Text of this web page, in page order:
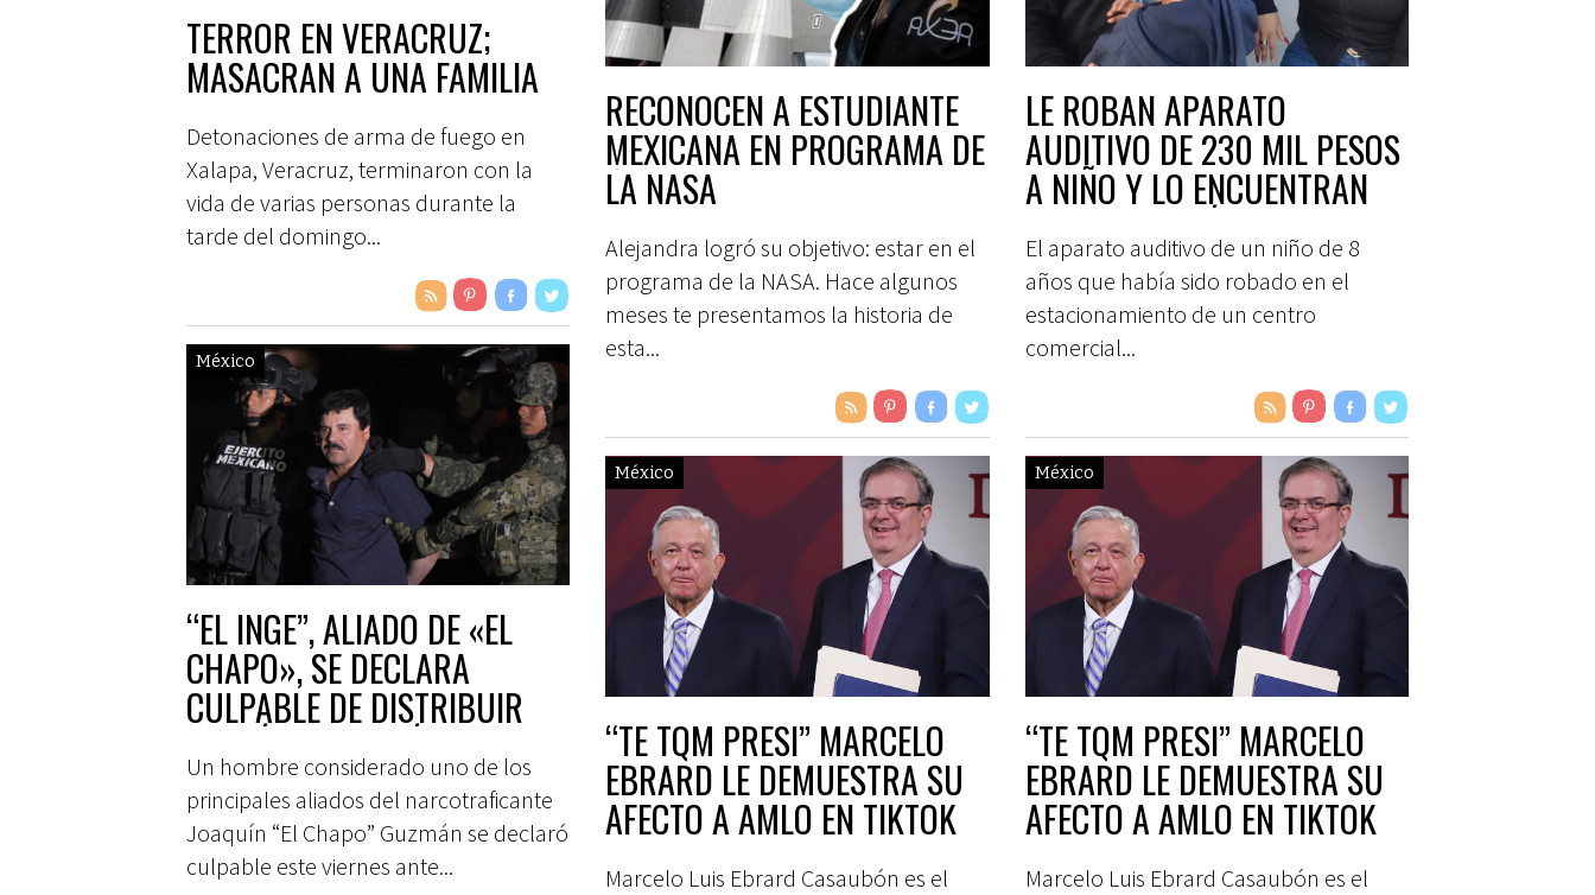
TERROR EN VERACRUZ;
MASACRAN A UNA FAMILIA
Detonaciones de arma de fuego en
Xalapa, Veracruz, terminaron con la
vida de varias personas durante la
tarde del domingo...
RECONOCEN A ESTUDIANTE
MEXICANA EN PROGRAMA DE
LA NASA
Alejandra logró su objetivo: estar en el
programa de la NASA. Hace algunos
meses te presentamos la historia de
esta...
LE ROBAN APARATO
AUDITIVO DE 230 MIL PESOS
A NIÑO Y LO ENCUENTRAN
EN LOTE BALDÍO
El aparato auditivo de un niño de 8
años que había sido robado en el
estacionamiento de un centro
comercial...
México
“EL INGE”, ALIADO DE «EL
CHAPO», SE DECLARA
CULPABLE DE DISTRIBUIR
COCAÍNA Y HEROÍNA EN EU
Un hombre considerado uno de los
principales aliados del narcotraficante
Joaquín “El Chapo” Guzmán se declaró
culpable este viernes ante...
México
“TE TQM PRESI” MARCELO
EBRARD LE DEMUESTRA SU
AFECTO A AMLO EN TIKTOK
Marcelo Luis Ebrard Casaubón es el
México
“TE TQM PRESI” MARCELO
EBRARD LE DEMUESTRA SU
AFECTO A AMLO EN TIKTOK
Marcelo Luis Ebrard Casaubón es el